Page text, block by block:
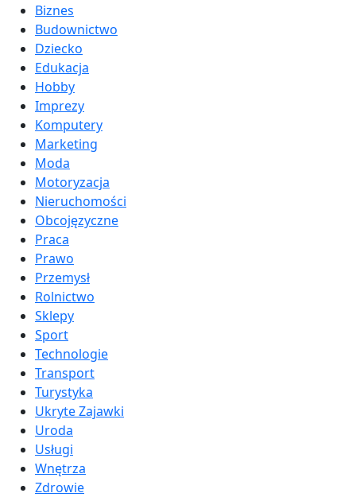
Biznes
Budownictwo
Dziecko
Edukacja
Hobby
Imprezy
Komputery
Marketing
Moda
Motoryzacja
Nieruchomości
Obcojęzyczne
Praca
Prawo
Przemysł
Rolnictwo
Sklepy
Sport
Technologie
Transport
Turystyka
Ukryte Zajawki
Uroda
Usługi
Wnętrza
Zdrowie